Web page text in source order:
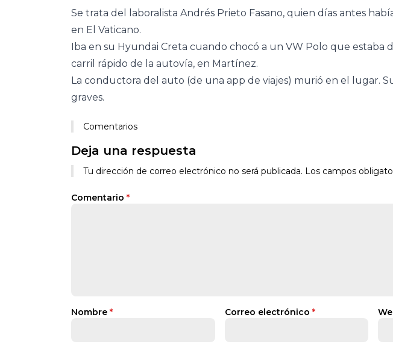
Se trata del laboralista Andrés Prieto Fasano, quien días antes
en El Vaticano.
Iba en su Hyundai Creta cuando chocó a un VW Polo que estaba
carril rápido de la autovía, en Martínez.
La conductora del auto (de una app de viajes) murió en el lugar.
graves.
Comentarios
Deja una respuesta
Tu dirección de correo electrónico no será publicada. Los campos
Comentario *
Nombre * Correo electrónico *